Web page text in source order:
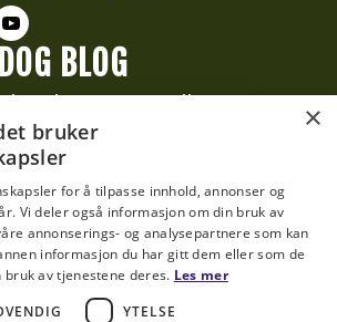
BLOG
hunder smerte – eller
ikke tegnene?
Dogs for a Modern
HUB
×
bruker
for å tilpasse innhold, annonser og
Vi deler også informasjon om din bruk av
annonserings- og analysepartnere som kan
informasjon du har gitt dem eller som de
av tjenestene deres. Les mer
YTELSE